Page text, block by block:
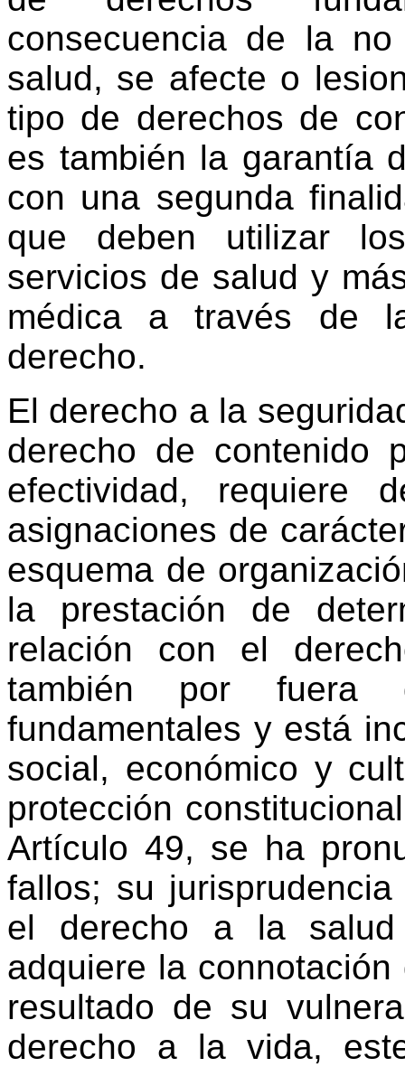
consecuencia de la
salud, se afecte o
tipo de derechos de
es también la garantía
con una segunda
que deben utilizar
servicios de salud y
médica a través de
derecho.
El derecho a la
derecho de contenido
efectividad,
asignaciones de
esquema de
la prestación de
relación con el
también por fuera
fundamentales y está
social, económico y
protección
Artículo 49, se ha
fallos; su
el derecho a la salud
adquiere la
resultado de su
derecho a la vida,